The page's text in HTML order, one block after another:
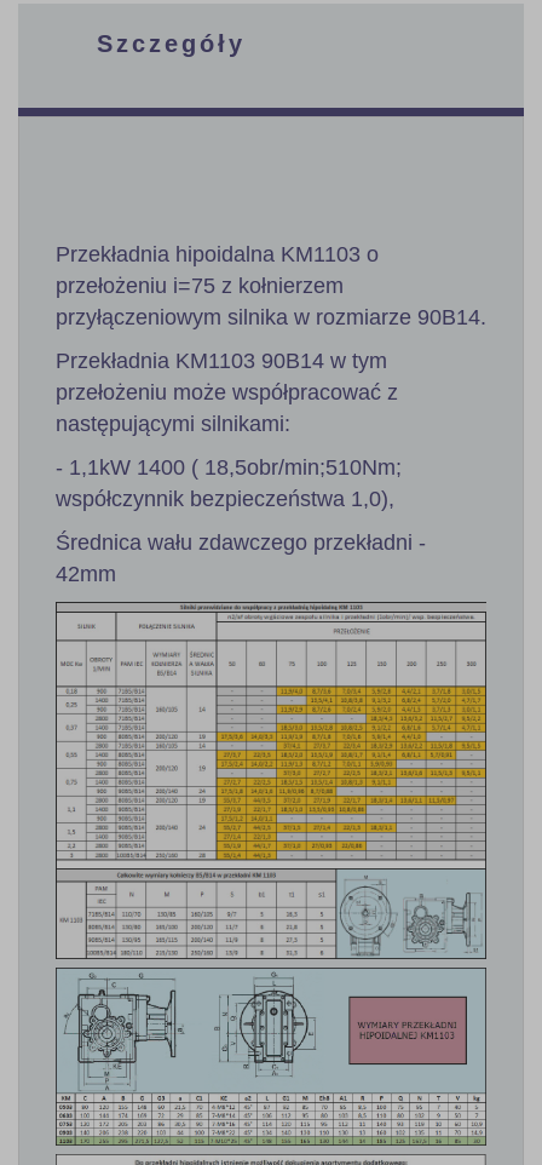
Szczegóły
Przekładnia hipoidalna KM1103 o
przełożeniu i=75 z kołnierzem
przyłączeniowym silnika w rozmiarze 90B14.
Przekładnia KM1103 90B14 w tym
przełożeniu może współpracować z
następującymi silnikami:
- 1,1kW 1400 ( 18,5obr/min;510Nm;
współczynnik bezpieczeństwa 1,0),
Średnica wału zdawczego przekładni -
42mm